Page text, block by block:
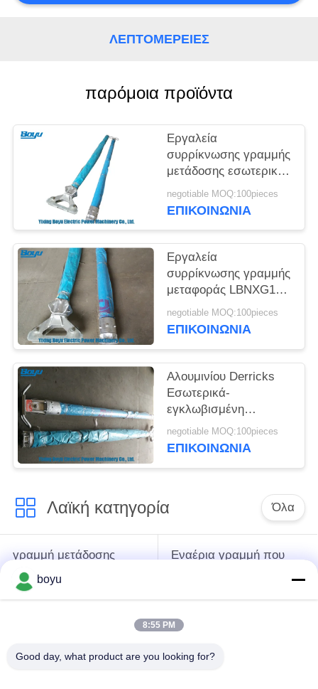
ΑΠΌΣΠΑΣΜΑ
PRIVACY
POLICY
ΛΕΠΤΟΜΈΡΕΙΕΣ
παρόμοια προϊόντα
Εργαλεία
συρρίκνωσης γραμμής
μετάδοσης εσωτερικά
αιωρούμενα
σωληνωτά τζιν-πόλ
negotiable MOQ:100pieces
ΕΠΙΚΟΙΝΩΝΊΑ
Εργαλεία
συρρίκνωσης γραμμής
μεταφοράς LBNXG150
Γινπόλ Ντερίκς 10-
15kN Βόρειο φορτίο
negotiable MOQ:100pieces
ΕΠΙΚΟΙΝΩΝΊΑ
Αλουμινίου Derricks
Εσωτερικά-
εγκλωβισμένη
σωληνωτή τζιν πόλος
συντελεστής
negotiable MOQ:100pieces
ΕΠΙΚΟΙΝΩΝΊΑ
Λαϊκή κατηγορία Όλα
γραμμή μετάδοσης
που δένει με σπάγγο
τον εξοπλισμό
Εναέρια γραμμή που
εξοπλισμό
συστροφής
boyu
8:55 PM
Good day, what product are you looking for?